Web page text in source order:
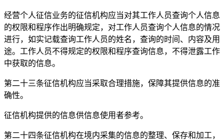
经营个人征信业务的征信机构应当对其工作人员查询个人信息
的权限和程序作出明确规定，对工作人员查询个人信息的情况
进行，如实记载查询工作人员的姓名，查询的时间、内容及用
途。工作人员不得规定的权限和程序查询信息，不得泄露工作
中获取的信息。
第二十三条征信机构应当采取合理措施，保障其提供信息的准
确性。
征信机构提供的信息供信息使用者参考。
第二十四条征信机构在境内采集的信息的整理、保存和加工，